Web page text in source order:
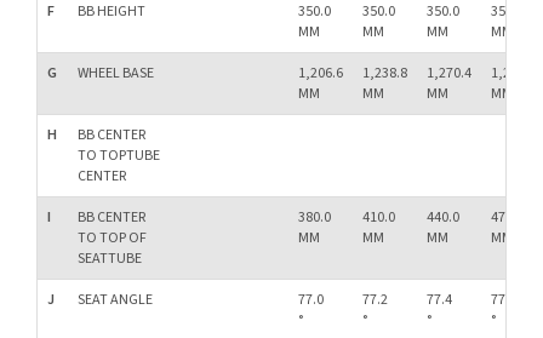
F
BB HEIGHT
350.0
MM
350.0
MM
350.0
MM
350.0
MM
G
WHEEL BASE
1,206.6
MM
1,238.8
MM
1,270.4
MM
1,299.8
MM
H
BB CENTER
TO TOPTUBE
CENTER
I
BB CENTER
TO TOP OF
SEATTUBE
380.0
MM
410.0
MM
440.0
MM
470.0
MM
J SEAT ANGLE
77.0
°
77.2
°
77.4
°
77.6
°